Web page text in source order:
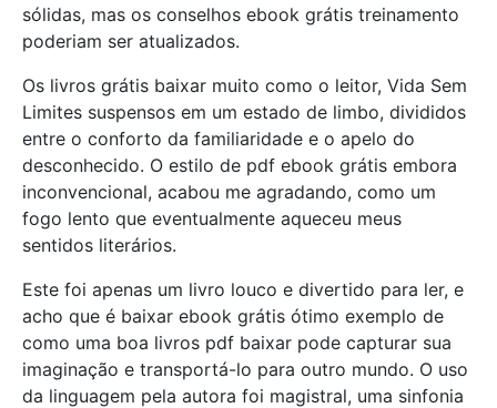
sólidas, mas os conselhos ebook grátis treinamento
poderiam ser atualizados.
Os livros grátis baixar muito como o leitor, Vida Sem
Limites suspensos em um estado de limbo, divididos
entre o conforto da familiaridade e o apelo do
desconhecido. O estilo de pdf ebook grátis embora
inconvencional, acabou me agradando, como um
fogo lento que eventualmente aqueceu meus
sentidos literários.
Este foi apenas um livro louco e divertido para ler, e
acho que é baixar ebook grátis ótimo exemplo de
como uma boa livros pdf baixar pode capturar sua
imaginação e transportá-lo para outro mundo. O uso
da linguagem pela autora foi magistral, uma sinfonia